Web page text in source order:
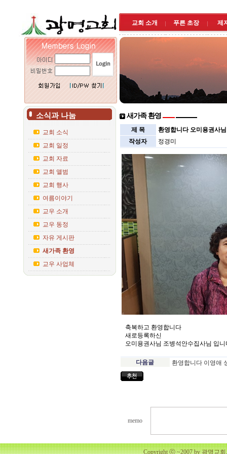
교회 소개 푸른 초장 제
소식과 나눔
교회 소식
교회 일정
교회 자료
교회 앨범
교회 행사
여름이야기
교우 소개
교우 동정
자유 게시판
새가족 환영
교우 사업체
새가족 환영
제 목
환영합니다 오미용권사
작성자
정경미
축복하고 환영합니다
새로등록하신
오미용권사님 조병석안수집사님 입니
다음글 환영합니다 이영애
memo
Copyright ⓒ ~2007 by 광명교